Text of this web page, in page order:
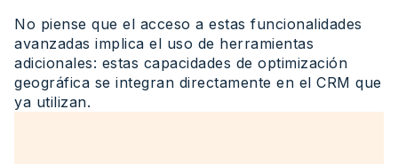
No piense que el acceso a estas funcionalidades
avanzadas implica el uso de herramientas
adicionales: estas capacidades de optimización
geográfica se integran directamente en el CRM que
ya utilizan.